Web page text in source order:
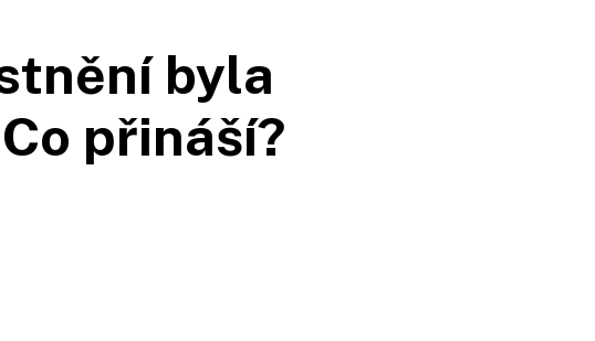
byla
přináší?